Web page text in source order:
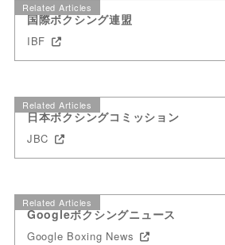
Related Articles
国際ボクシング連盟
IBF
Related Articles
日本ボクシングコミッション
JBC
Related Articles
Googleボクシングニュース
Google Boxing News